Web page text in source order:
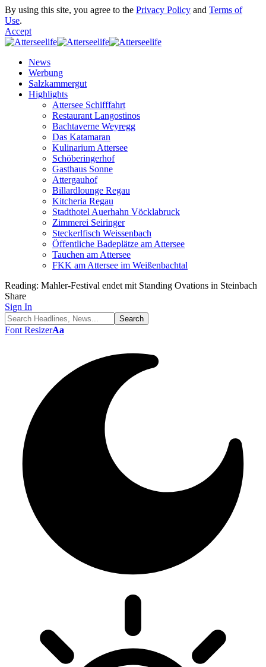
By using this site, you agree to the Privacy Policy and Terms of
Use.
Accept
News
Werbung
Salzkammergut
Highlights
Attersee Schifffahrt
Restaurant Langostinos
Bachtaverne Weyregg
Das Katamaran
Kulinarium Attersee
Schöberingerhof
Gasthaus Sonne
Attergauhof
Billardlounge Regau
Kitcheria Regau
Stadthotel Auerhahn Vöcklabruck
Zimmerei Seiringer
Steckerlfisch Weissenbach
Öffentliche Badeplätze am Attersee
Tauchen am Attersee
FKK am Attersee im Weißenbachtal
Reading: Mahler-Festival endet mit Standing Ovations in Steinbach
Share
Sign In
Font ResizerAa